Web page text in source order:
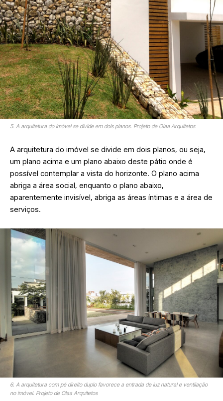
5. A arquitetura do imóvel se divide em dois planos. Projeto de Olaa Arquitetos
A arquitetura do imóvel se divide em dois planos, ou seja,
um plano acima e um plano abaixo deste pátio onde é
possível contemplar a vista do horizonte. O plano acima
abriga a área social, enquanto o plano abaixo,
aparentemente invisível, abriga as áreas íntimas e a área de
serviços.
6. A arquitetura com pé direito duplo favorece a entrada de luz natural e ventilação
no imóvel. Projeto de Olaa Arquitetos